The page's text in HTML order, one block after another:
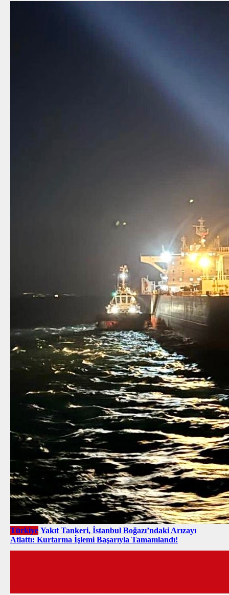
Türkiye Yakıt Tankeri, İstanbul Boğazı’ndaki Arızayı
Atlattı: Kurtarma İşlemi Başarıyla Tamamlandı!